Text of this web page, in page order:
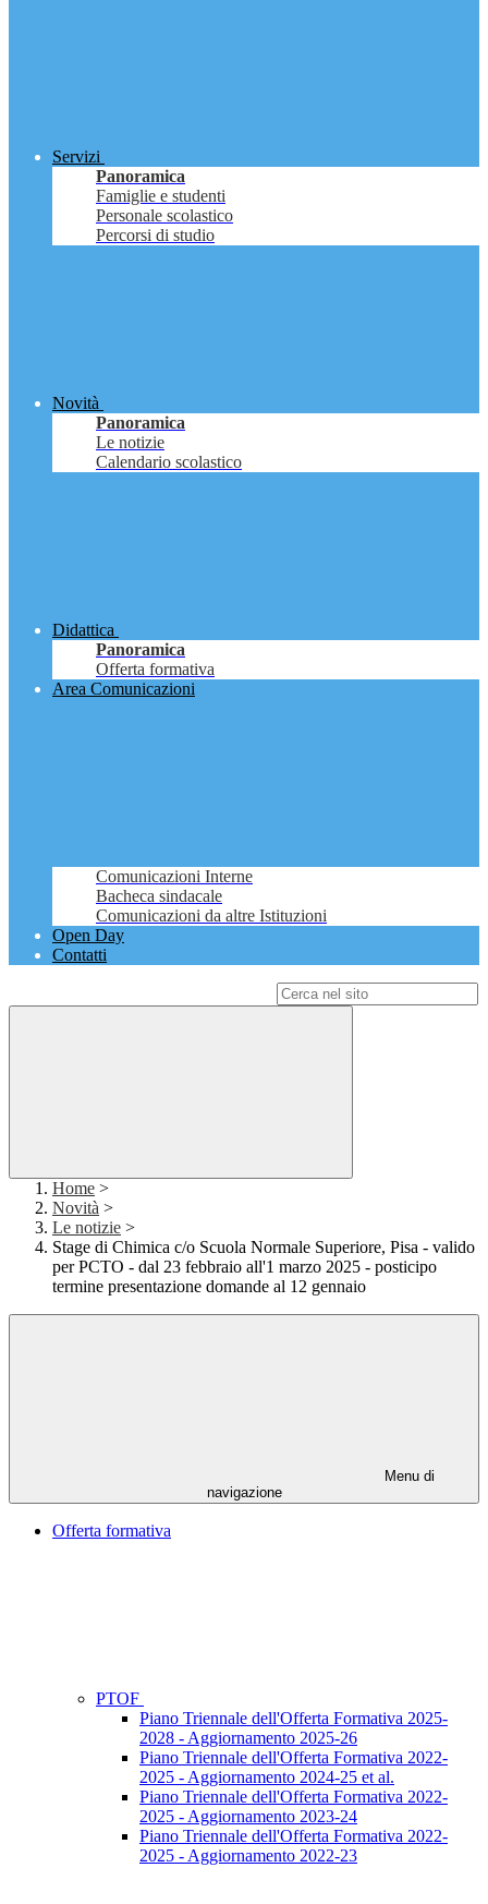
Servizi
Panoramica
Famiglie e studenti
Personale scolastico
Percorsi di studio
Novità
Panoramica
Le notizie
Calendario scolastico
Didattica
Panoramica
Offerta formativa
Area Comunicazioni
Comunicazioni Interne
Bacheca sindacale
Comunicazioni da altre Istituzioni
Open Day
Contatti
Home >
Novità >
Le notizie >
Stage di Chimica c/o Scuola Normale Superiore, Pisa - valido
per PCTO - dal 23 febbraio all'1 marzo 2025 - posticipo
termine presentazione domande al 12 gennaio
Menu di
navigazione
Offerta formativa
PTOF
Piano Triennale dell'Offerta Formativa 2025-
2028 - Aggiornamento 2025-26
Piano Triennale dell'Offerta Formativa 2022-
2025 - Aggiornamento 2024-25 et al.
Piano Triennale dell'Offerta Formativa 2022-
2025 - Aggiornamento 2023-24
Piano Triennale dell'Offerta Formativa 2022-
2025 - Aggiornamento 2022-23